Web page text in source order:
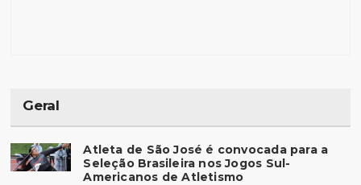
Geral
Atleta de São José é convocada para a
Seleção Brasileira nos Jogos Sul-
Americanos de Atletismo